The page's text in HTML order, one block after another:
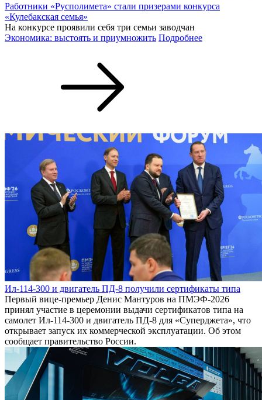
Работники «Русполимета» стали призерами конкурса
«Кулебакская семья»
На конкурсе проявили себя три семьи заводчан
Экономика: выстоять и приумножить Подробнее
Ил-114-300 и двигатель ПД-8 получили сертификаты типа
Первый вице-премьер Денис Мантуров на ПМЭФ-2026
принял участие в церемонии выдачи сертификатов типа на
самолет Ил-114-300 и двигатель ПД-8 для «Суперджета», что
открывает запуск их коммерческой эксплуатации. Об этом
сообщает правительство России.